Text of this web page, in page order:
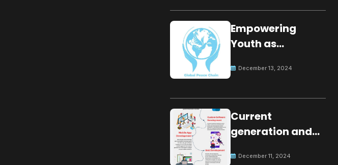
Empowering
Youth as
for Global Peace
December 13, 2024
Current
generation and
December 11, 2024